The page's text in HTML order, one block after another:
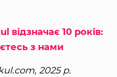
відзначає 10 років:
з нами
2025 р.